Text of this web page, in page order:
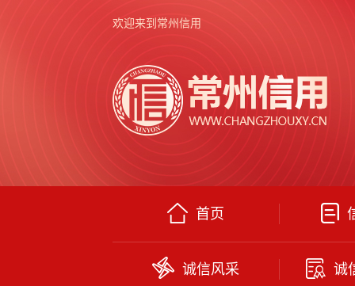
欢迎来到常州信用
首页
诚信风采 诚